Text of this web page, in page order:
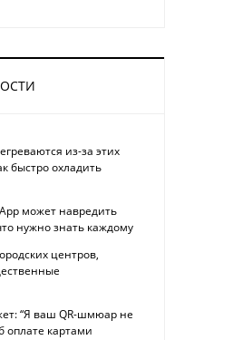
из-за этих
быстро охладить
может навредить
нужно знать каждому
центров,
“Я ваш QR-шмюар не
оплате картами